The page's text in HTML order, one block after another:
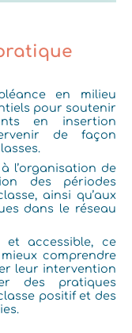
en milieu
pour soutenir
en insertion
de façon
l’organisation de
des périodes
ainsi qu’aux
dans le réseau
accessible, ce
comprendre
leur intervention
des pratiques
positif et des